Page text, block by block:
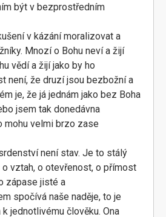
být v bezprostředním
v kázání moralizovat a
Mnozí o Bohu neví a žijí
vědí a žijí jako by ho
není, že druzí jsou bezbožní a
je, že já jednám jako bez Boha
jsem tak donedávna
mohu velmi brzo zase
není stav. Je to stálý
vztah, o otevřenost, o přímost
zápase jisté a
spočívá naše naděje, to je
jednotlivému člověku. Ona